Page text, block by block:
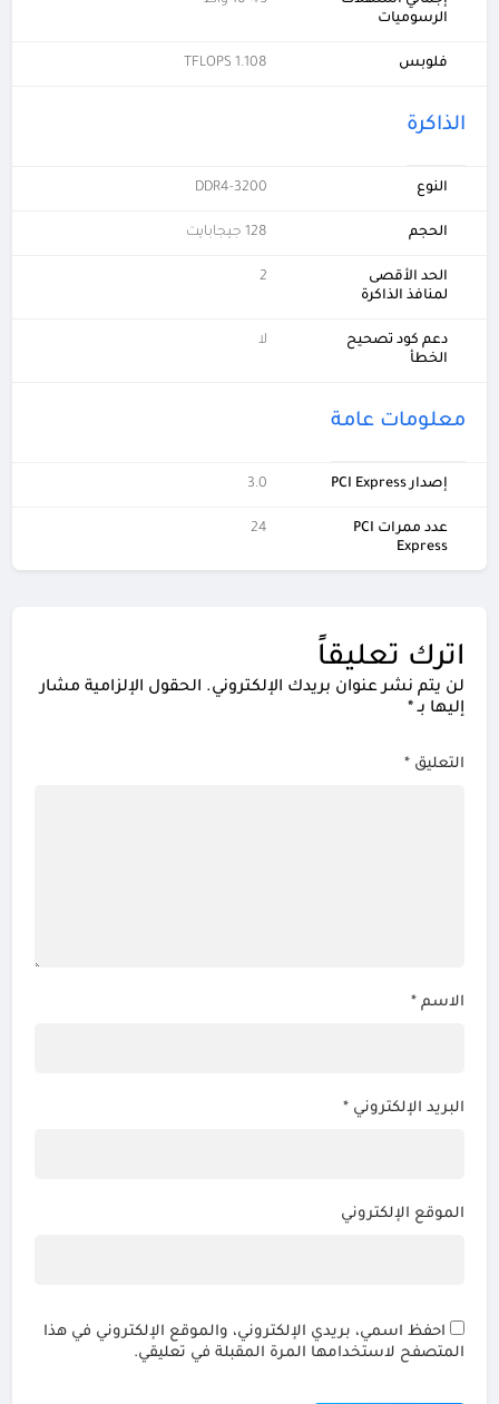
الرسوميات
فلوبس 1.108 TFLOPS
الذاكرة
النوع DDR4-3200
الحجم 128 جيجابايت
الحد الأقصى
لمنافذ الذاكرة
2
دعم كود تصحيح
الخطأ
لا
معلومات عامة
إصدار PCI Express 3.0
عدد ممرات PCI
Express
24
اترك تعليقاً
لن يتم نشر عنوان بريدك الإلكتروني. الحقول الإلزامية مشار
إليها بـ*
التعليق *
الاسم *
البريد الإلكتروني *
الموقع الإلكتروني
احفظ اسمي، بريدي الإلكتروني، والموقع الإلكتروني في هذا
المتصفح لاستخدامها المرة المقبلة في تعليقي.